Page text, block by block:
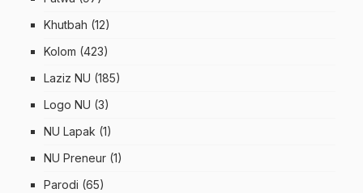
Khutbah (12)
Kolom (423)
Laziz NU (185)
Logo NU (3)
NU Lapak (1)
NU Preneur (1)
Parodi (65)